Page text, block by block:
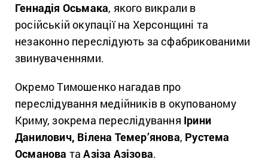
Геннадія Осьмака, якого викрали в
російській окупації на Херсонщині та
незаконно переслідують за сфабрикованими
звинуваченнями.
Окремо Тимошенко нагадав про
переслідування медійників в окупованому
Криму, зокрема переслідування Ірини
Данилович, Вілена Темер’янова, Рустема
Османова таАзіза Азізова.